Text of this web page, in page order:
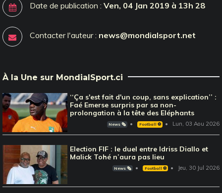
Date de publication : Ven, 04 Jan 2019 à 13h 28
Contacter l'auteur : news@mondialsport.net
À la Une sur MondialSport.ci
‘‘Ça s'est fait d'un coup, sans explication’’ :
Faé Emerse surpris par sa non-
prolongation à la tête des Eléphants
News 🗞️ Football ⚽️ Lun, 03 Aou 2026
Election FIF : le duel entre Idriss Diallo et
Malick Tohé n’aura pas lieu
News 🗞️ Football ⚽️ Jeu, 30 Jul 2026